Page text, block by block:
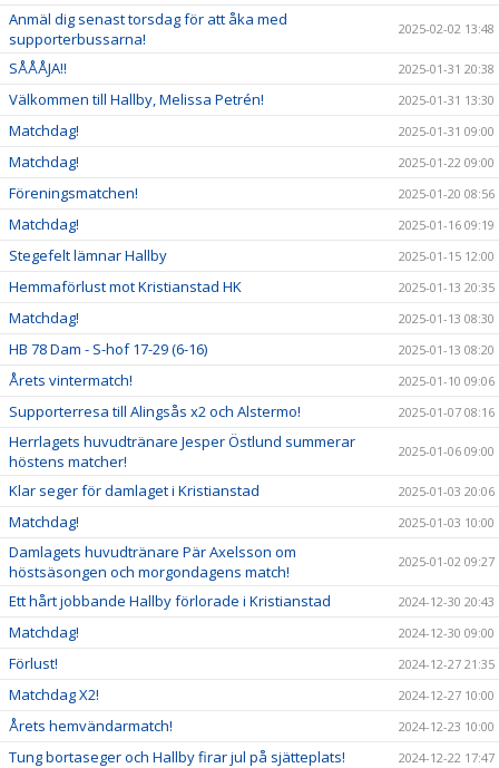
Anmäl dig senast torsdag för att åka med
supporterbussarna!
2025-02-02 13:48
SÅÅÅJA!! 2025-01-31 20:38
Välkommen till Hallby, Melissa Petrén! 2025-01-31 13:30
Matchdag! 2025-01-31 09:00
Matchdag! 2025-01-22 09:00
Föreningsmatchen! 2025-01-20 08:56
Matchdag! 2025-01-16 09:19
Stegefelt lämnar Hallby 2025-01-15 12:00
Hemmaförlust mot Kristianstad HK 2025-01-13 20:35
Matchdag! 2025-01-13 08:30
HB 78 Dam - S-hof 17-29 (6-16) 2025-01-13 08:20
Årets vintermatch! 2025-01-10 09:06
Supporterresa till Alingsås x2 och Alstermo! 2025-01-07 08:16
Herrlagets huvudtränare Jesper Östlund summerar
höstens matcher!
2025-01-06 09:00
Klar seger för damlaget i Kristianstad 2025-01-03 20:06
Matchdag! 2025-01-03 10:00
Damlagets huvudtränare Pär Axelsson om
höstsäsongen och morgondagens match!
2025-01-02 09:27
Ett hårt jobbande Hallby förlorade i Kristianstad 2024-12-30 20:43
Matchdag! 2024-12-30 09:00
Förlust! 2024-12-27 21:35
Matchdag X2! 2024-12-27 10:00
Årets hemvändarmatch! 2024-12-23 10:00
Tung bortaseger och Hallby firar jul på sjätteplats! 2024-12-22 17:47